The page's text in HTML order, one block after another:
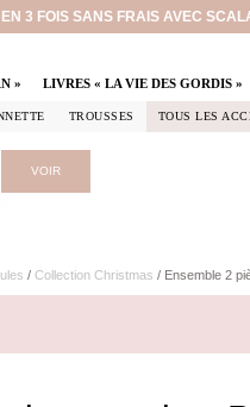
3 FOIS SANS FRAIS AVEC
» LIVRES « LA VIE DES GORDIS »
TROUSSES TOUS LES
VOIR
/ Collection Christmas / Ensemble 2